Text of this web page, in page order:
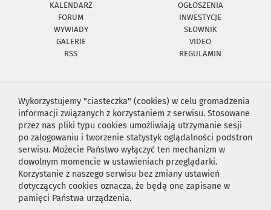
KALENDARZ
OGŁOSZENIA
FORUM
INWESTYCJE
WYWIADY
SŁOWNIK
GALERIE
VIDEO
RSS
REGULAMIN
Wykorzystujemy "ciasteczka" (cookies) w celu gromadzenia
informacji związanych z korzystaniem z serwisu. Stosowane
przez nas pliki typu cookies umożliwiają utrzymanie sesji
po zalogowaniu i tworzenie statystyk oglądalności podstron
serwisu. Możecie Państwo wyłączyć ten mechanizm w
dowolnym momencie w ustawieniach przeglądarki.
Korzystanie z naszego serwisu bez zmiany ustawień
dotyczących cookies oznacza, że będą one zapisane w
pamięci Państwa urządzenia.